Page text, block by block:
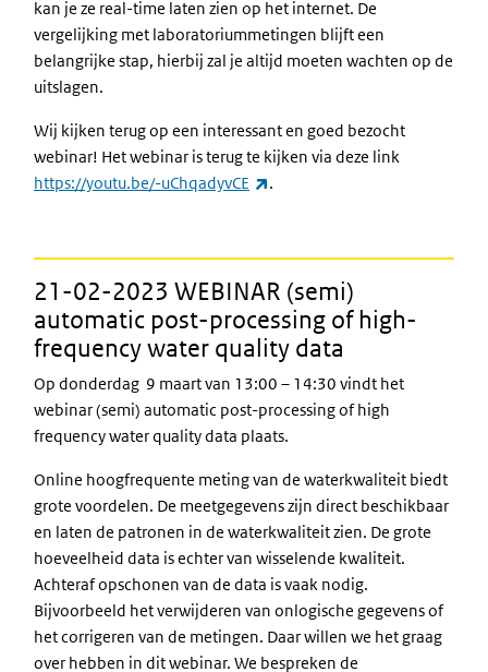
kan je ze real-time laten zien op het internet. De
vergelijking met laboratoriummetingen blijft een
belangrijke stap, hierbij zal je altijd moeten wachten op de
uitslagen.
Wij kijken terug op een interessant en goed bezocht
webinar! Het webinar is terug te kijken via deze link
https://youtu.be/-uChqadyvCE
(externe link)
.
21-02-2023 WEBINAR (semi)
automatic post-processing of high-
frequency water quality data
Op donderdag 9 maart van 13:00 – 14:30 vindt het
webinar (semi) automatic post-processing of high
frequency water quality data plaats.
Online hoogfrequente meting van de waterkwaliteit biedt
grote voordelen. De meetgegevens zijn direct beschikbaar
en laten de patronen in de waterkwaliteit zien. De grote
hoeveelheid data is echter van wisselende kwaliteit.
Achteraf opschonen van de data is vaak nodig.
Bijvoorbeeld het verwijderen van onlogische gegevens of
het corrigeren van de metingen. Daar willen we het graag
over hebben in dit webinar. We bespreken de